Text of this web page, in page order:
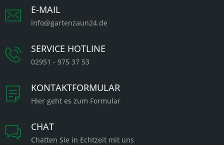
E-MAIL
info@gartenzaun24.de
SERVICE HOTLINE
02951 - 975 37 53
KONTAKTFORMULAR
Hier geht es zum Formular
CHAT
Chatten Sie in Echtzeit mit uns